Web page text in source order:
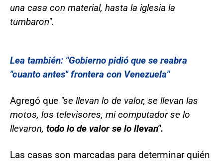
una casa con material, hasta la iglesia la
tumbaron".
Lea también: "Gobierno pidió que se reabra
"cuanto antes" frontera con Venezuela"
Agregó que "se llevan lo de valor, se llevan las
motos, los televisores, mi computador se lo
llevaron, todo lo de valor se lo llevan".
Las casas son marcadas para determinar quién